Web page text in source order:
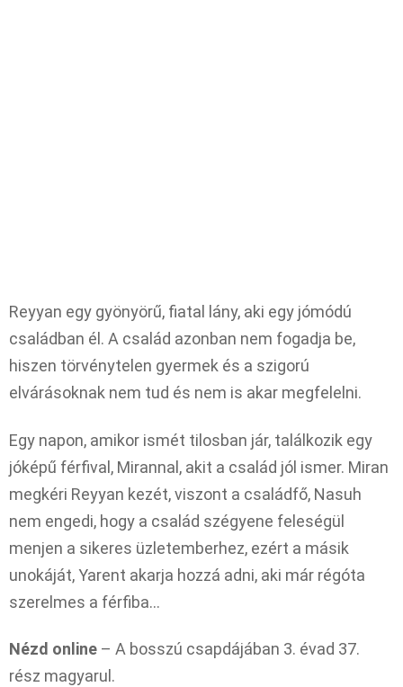
Reyyan egy gyönyörű, fiatal lány, aki egy jómódú
családban él. A család azonban nem fogadja be,
hiszen törvénytelen gyermek és a szigorú
elvárásoknak nem tud és nem is akar megfelelni.
Egy napon, amikor ismét tilosban jár, találkozik egy
jóképű férfival, Mirannal, akit a család jól ismer. Miran
megkéri Reyyan kezét, viszont a családfő, Nasuh
nem engedi, hogy a család szégyene feleségül
menjen a sikeres üzletemberhez, ezért a másik
unokáját, Yarent akarja hozzá adni, aki már régóta
szerelmes a férfiba…
Nézd online – A bosszú csapdájában 3. évad 37.
rész magyarul.